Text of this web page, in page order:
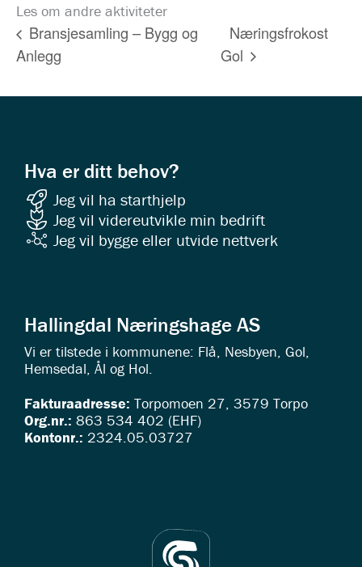
Les om andre aktiviteter
Bransjesamling – Bygg og
Anlegg
Næringsfrokost
Gol
Hva er ditt behov?
Jeg vil ha starthjelp
Jeg vil videreutvikle min bedrift
Jeg vil bygge eller utvide nettverk
Hallingdal Næringshage AS
Vi er tilstede i kommunene: Flå, Nesbyen, Gol,
Hemsedal, Ål og Hol.
Fakturaadresse: Torpomoen 27, 3579 Torpo
Org.nr.: 863 534 402 (EHF)
Kontonr.: 2324.05.03727